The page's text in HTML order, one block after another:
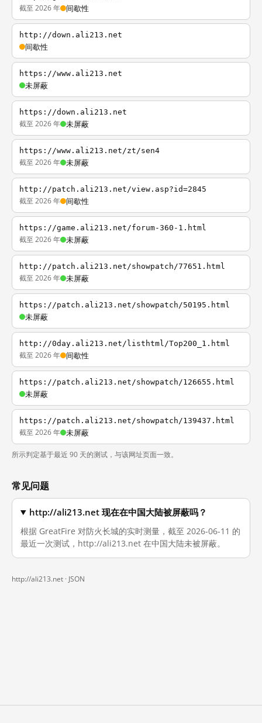
截至 2026 年 间歇性
http://down.ali213.net
间歇性
https://www.ali213.net
未屏蔽
https://down.ali213.net
截至 2026 年 未屏蔽
https://www.ali213.net/zt/sen4
截至 2026 年 未屏蔽
http://patch.ali213.net/view.asp?id=2845
截至 2026 年 间歇性
https://game.ali213.net/forum-360-1.html
截至 2026 年 未屏蔽
http://patch.ali213.net/showpatch/77651.html
截至 2026 年 未屏蔽
https://patch.ali213.net/showpatch/50195.html
未屏蔽
http://0day.ali213.net/listhtml/Top200_1.html
截至 2026 年 间歇性
https://patch.ali213.net/showpatch/126655.html
未屏蔽
https://patch.ali213.net/showpatch/139437.html
截至 2026 年 未屏蔽
所示判定基于最近 90 天的测试，与该网址页面一致。
常见问题
http://ali213.net 现在在中国大陆被屏蔽吗？
根据 GreatFire 对防火长城的实时测量，截至 2026-06-11 的
最近一次测试，http://ali213.net 在中国大陆未被屏蔽。
http://ali213.net · JSON